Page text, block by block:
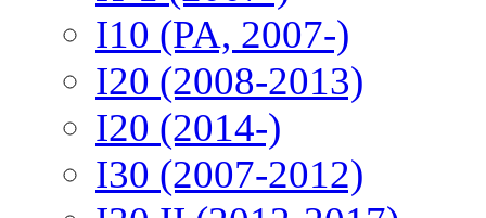
I10 (PA, 2007-)
I20 (2008-2013)
I20 (2014-)
I30 (2007-2012)